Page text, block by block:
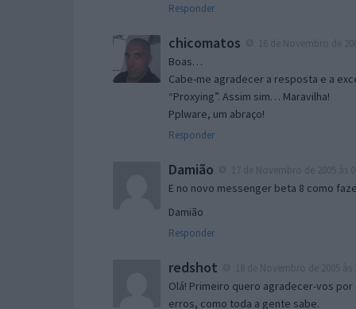
Responder
chicomatos
Boas…
Cabe-me agradecer a resposta e a
“Proxying”. Assim sim… Maravilha!
Pplware, um abraço!
Responder
Damião
E no novo messenger beta 8 como
Damião
Responder
redshot
Olá! Primeiro quero agradecer-vos
erros, como toda a gente sabe.